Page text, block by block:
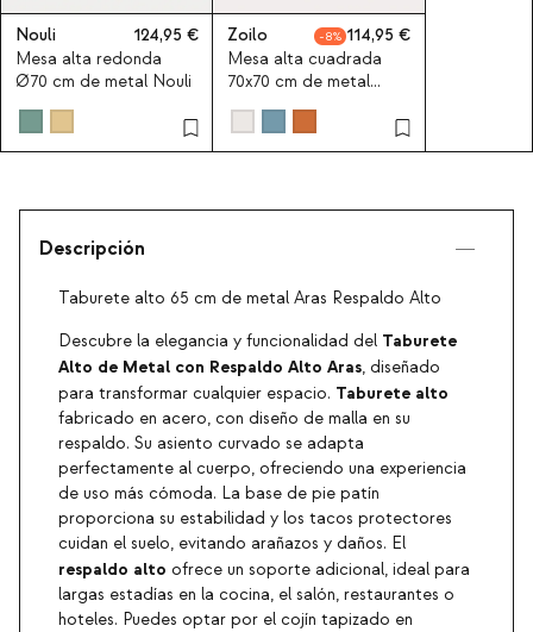
Nouli
124,95
Mesa alta redonda
Ø70 cm de metal Nouli
Zoilo 8
114,95
Mesa alta cuadrada
70x70 cm de metal
Zoilo
Descripción
Taburete alto 65 cm de metal Aras Respaldo Alto
Descubre la elegancia y funcionalidad del Taburete
Alto de Metal con Respaldo Alto Aras, diseñado
para transformar cualquier espacio. Taburete alto
fabricado en acero, con diseño de malla en su
respaldo. Su asiento curvado se adapta
perfectamente al cuerpo, ofreciendo una experiencia
de uso más cómoda. La base de pie patín
proporciona su estabilidad y los tacos protectores
cuidan el suelo, evitando arañazos y daños. El
respaldo alto ofrece un soporte adicional, ideal para
largas estadías en la cocina, el salón, restaurantes o
hoteles. Puedes optar por el cojín tapizado en